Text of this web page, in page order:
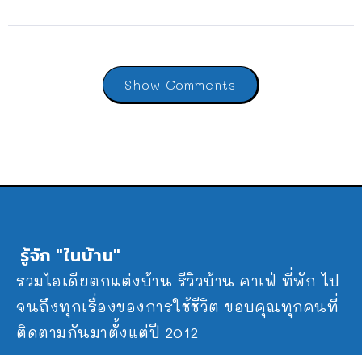
Show Comments
รู้จัก "ในบ้าน"
รวมไอเดียตกแต่งบ้าน รีวิวบ้าน คาเฟ่ ที่พัก ไป
จนถึงทุกเรื่องของการใช้ชีวิต ขอบคุณทุกคนที่
ติดตามกันมาตั้งแต่ปี 2012